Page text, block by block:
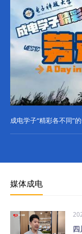
成电学子“精彩各不同”
媒体成电
四